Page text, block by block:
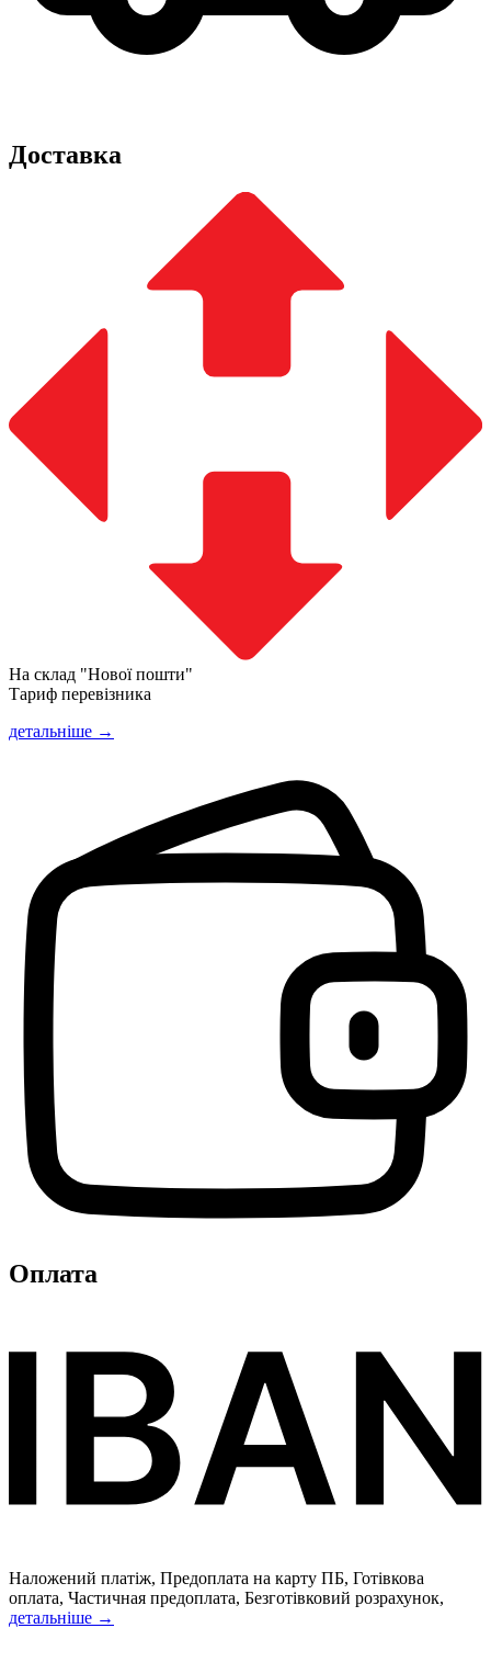
Доставка
На склад "Нової пошти"
Тариф перевізника
детальніше →
Оплата
Наложений платіж, Предоплата на карту ПБ, Готівкова
оплата, Частичная предоплата, Безготівковий розрахунок,
детальніше →